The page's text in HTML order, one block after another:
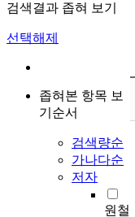
검색결과 좁혀 보기
선택해제
좁혀본 항목 보
기순서
검색량순
가나다순
저자
원철